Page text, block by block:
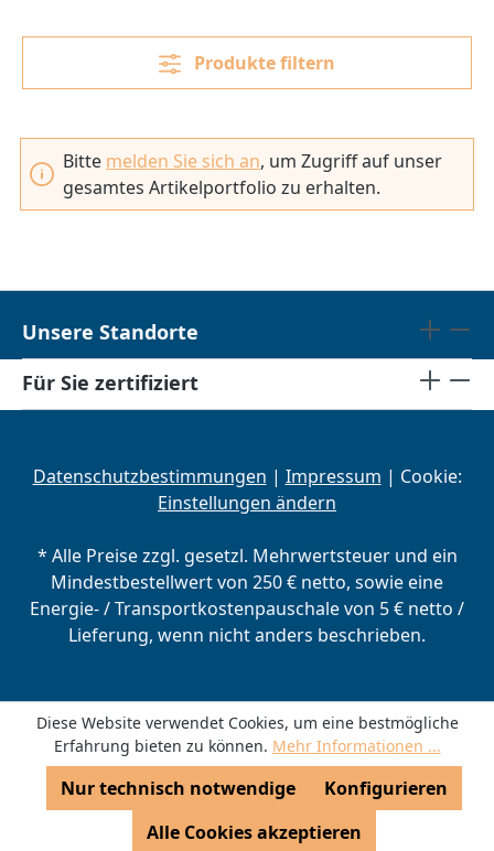
Produkte filtern
Bitte melden Sie sich an, um Zugriff auf unser
gesamtes Artikelportfolio zu erhalten.
Unsere Standorte
Für Sie zertifiziert
Datenschutzbestimmungen | Impressum | Cookie:
Einstellungen ändern
* Alle Preise zzgl. gesetzl. Mehrwertsteuer und ein
Mindestbestellwert von 250 € netto, sowie eine
Energie- / Transportkostenpauschale von 5 € netto /
Lieferung, wenn nicht anders beschrieben.
Diese Website verwendet Cookies, um eine bestmögliche
Erfahrung bieten zu können. Mehr Informationen ...
Nur technisch notwendige
Konfigurieren
Alle Cookies akzeptieren